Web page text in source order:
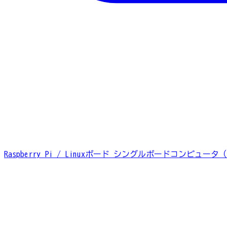
Raspberry Pi / Linuxボード シングルボードコンピュータ（